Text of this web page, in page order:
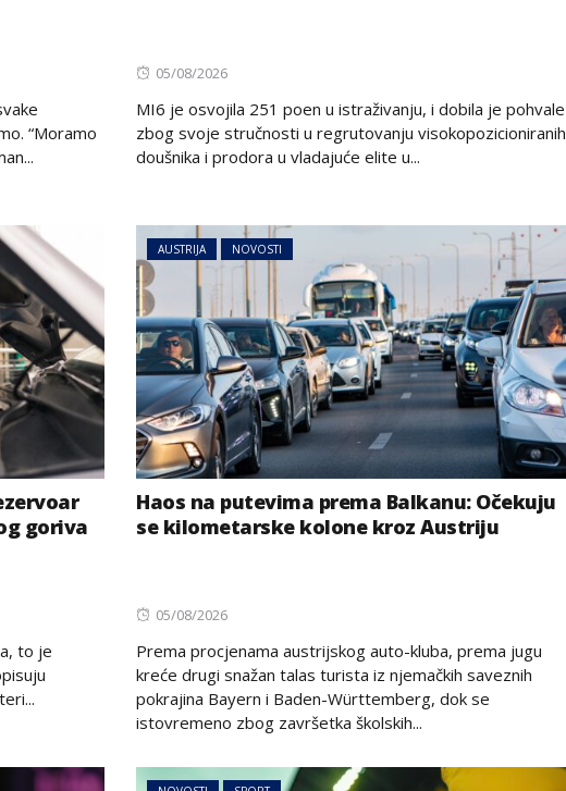
“Moramo
Posted
05/08/2026
MI6 je osvojila 251 poen u istraživanju, i dobila je pohvale
zbog svoje stručnosti u regrutovanju visokopozicioniranih
doušnika i prodora u vladajuće elite u...
goriva
to je
AUSTRIJA NOVOSTI
Haos na putevima prema Balkanu: Očekuju
se kilometarske kolone kroz Austriju
Posted
05/08/2026
Prema procjenama austrijskog auto-kluba, prema jugu
kreće drugi snažan talas turista iz njemačkih saveznih
pokrajina Bayern i Baden-Württemberg, dok se
istovremeno zbog završetka školskih...